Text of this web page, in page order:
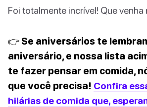
Foi totalmente incrível! Que venha
👉 Se aniversários te
aniversário, e nossa lista
te fazer pensar em comida,
que você precisa! Confira
hilárias de comida que,